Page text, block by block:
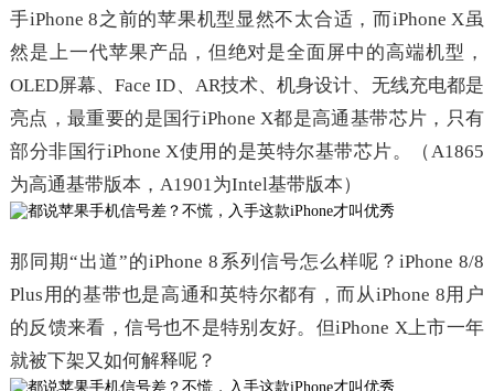
手iPhone 8之前的苹果机型显然不太合适，而iPhone X虽
然是上一代苹果产品，但绝对是全面屏中的高端机型，
OLED屏幕、Face ID、AR技术、机身设计、无线充电都是
亮点，最重要的是国行iPhone X都是高通基带芯片，只有
部分非国行iPhone X使用的是英特尔基带芯片。（A1865
为高通基带版本，A1901为Intel基带版本）
那同期“出道”的iPhone 8系列信号怎么样呢？iPhone 8/8
Plus用的基带也是高通和英特尔都有，而从iPhone 8用户
的反馈来看，信号也不是特别友好。但iPhone X上市一年
就被下架又如何解释呢？